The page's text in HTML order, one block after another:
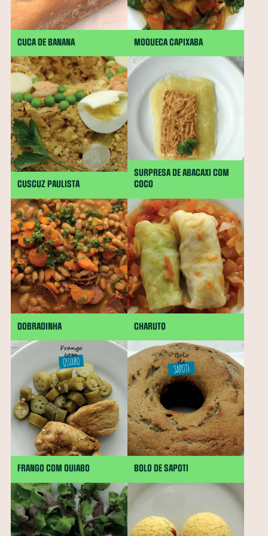
CUCA DE BANANA MOQUECA CAPIXABA
CUSCUZ PAULISTA
SURPRESA DE ABACAXI COM
COCO
DOBRADINHA CHARUTO
FRANGO COM QUIABO BOLO DE SAPOTI